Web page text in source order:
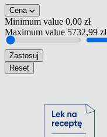
Cena
Minimum value 0,00 zł
Maximum value 5732,99 zł
Zastosuj
Reset